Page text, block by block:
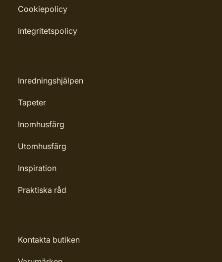
Cookiepolicy
Integritetspolicy
Inredningshjälpen
Tapeter
Inomhusfärg
Utomhusfärg
Inspiration
Praktiska råd
Kontakta butiken